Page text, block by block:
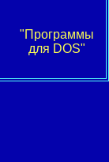
"Программы
для DOS"